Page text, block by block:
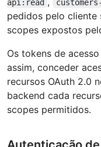
api:read
pedidos pelo cliente
scopes expostos
Os tokens de
assim, conceder
recursos OAuth 2.0
backend cada
scopes permitidos.